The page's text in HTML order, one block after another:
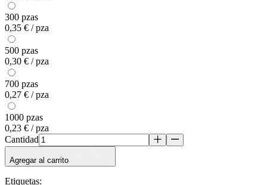
300 pzas
0,35 € / pza
500 pzas
0,30 € / pza
700 pzas
0,27 € / pza
1000 pzas
0,23 € / pza
Cantidad
Agregar al carrito
Etiquetas: